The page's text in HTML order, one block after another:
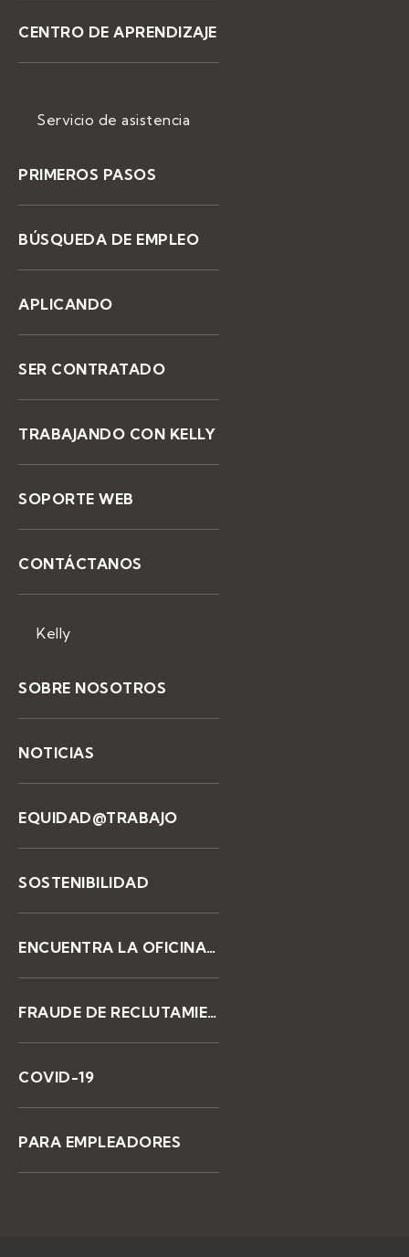
CENTRO DE APRENDIZAJE
Servicio de asistencia
PRIMEROS PASOS
BÚSQUEDA DE EMPLEO
APLICANDO
SER CONTRATADO
TRABAJANDO CON KELLY
SOPORTE WEB
CONTÁCTANOS
Kelly
SOBRE NOSOTROS
NOTICIAS
EQUIDAD@TRABAJO
SOSTENIBILIDAD
ENCUENTRA LA OFICINA DE KELLY
FRAUDE DE RECLUTAMIENTO
COVID-19
PARA EMPLEADORES